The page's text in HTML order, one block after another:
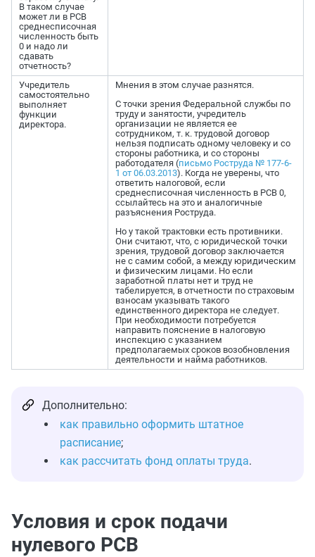
В таком случае
может ли в РСВ
среднесписочная
численность быть
0 и надо ли
сдавать
отчетность?
Учредитель
самостоятельно
выполняет
функции
директора.
Мнения в этом случае разнятся.
С точки зрения Федеральной службы по
труду и занятости, учредитель
организации не является ее
сотрудником, т. к. трудовой договор
нельзя подписать одному человеку и со
стороны работника, и со стороны
работодателя (письмо Роструда № 177-6-
1 от 06.03.2013). Когда не уверены, что
ответить налоговой, если
среднесписочная численность в РСВ 0,
ссылайтесь на это и аналогичные
разъяснения Роструда.
Но у такой трактовки есть противники.
Они считают, что, с юридической точки
зрения, трудовой договор заключается
не с самим собой, а между юридическим
и физическим лицами. Но если
заработной платы нет и труд не
табелируется, в отчетности по страховым
взносам указывать такого
единственного директора не следует.
При необходимости потребуется
направить пояснение в налоговую
инспекцию с указанием
предполагаемых сроков возобновления
деятельности и найма работников.
Дополнительно:
как правильно оформить штатное
расписание;
как рассчитать фонд оплаты труда.
Условия и срок подачи
нулевого РСВ